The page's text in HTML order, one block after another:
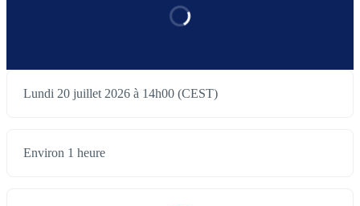
Lundi 20 juillet 2026 à 14h00 (CEST)
Environ 1 heure